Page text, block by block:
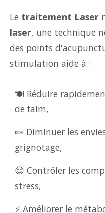
Le traitement Laser
laser, une technique
des points
stimulation aide à :
🍽️ Réduire
de faim,
🍬 Diminuer les
grignotage,
😌 Contrôler les
stress,
⚡ Améliorer le